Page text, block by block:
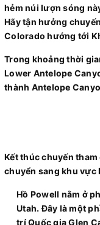
hẻm núi lượn sóng
Hãy tận hưởng
Colorado hướng tới
Trong khoảng thời
Lower Antelope
thành Antelope
Kết thúc chuyến
chuyển sang khu vực
Hồ Powell nằm ở
Utah. Đây là một
trí Quốc gia Glen